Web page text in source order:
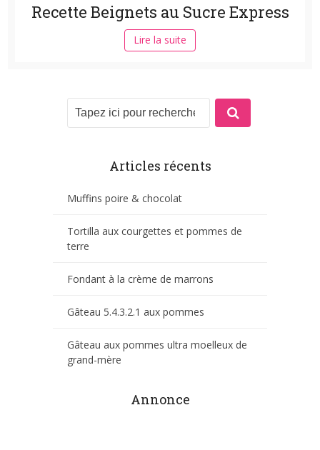
Recette Beignets au Sucre Express
Lire la suite
Articles récents
Muffins poire & chocolat
Tortilla aux courgettes et pommes de
terre
Fondant à la crème de marrons
Gâteau 5.4.3.2.1 aux pommes
Gâteau aux pommes ultra moelleux de
grand-mère
Annonce